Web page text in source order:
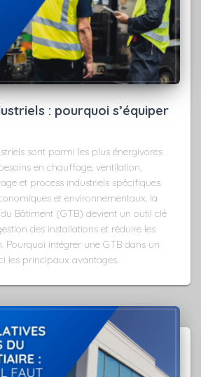
: pourquoi s’équiper
sont parmi les plus énergivores
en chauffage, ventilation,
et process industriels spécifiques.
et environnementaux, la
Bâtiment (GTB) devient un outil clé
des installations et réduire les
Pourquoi intégrer une GTB dans un
les principaux avantages.